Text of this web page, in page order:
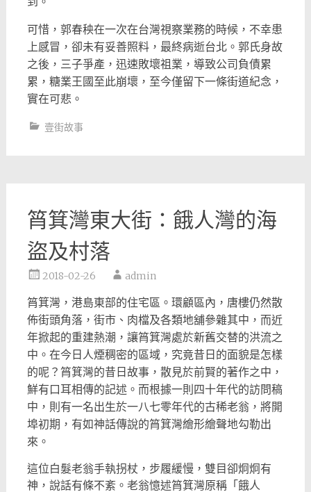
可惜，郭春秧在一次在台灣視察業務的時候，不幸患
上感冒， 卻未有妥善照料，最終病逝台北。郭氏身故
之後，三子爭產， 迅速敗壞祖業，導致公司負債累
累，糖業王國至此崩壞， 至今僅留下一條街道紀念，
實在可悲。
壹街故事
筲箕灣東大街：餓人灣的海
盜及村落
2018-02-26 admin
筲箕灣，港島東部的住宅區。環顧區內，唐樓仍然散
佈街頭角落， 街市、肉檔及各類地舖參雜其中，而近
年掀起的重建熱潮， 讓筲箕灣處於新舊交替的洪流之
中。在今日人煙稠密的區域， 究竟昔日的面貌是怎樣
的呢？筲箕灣的昔日故事， 散見於前賢的著作之中，
鮮有口耳相傳的記述。 而根據一則四十年代的訪問稿
中， 則有一名出生於一八七零年代的古稀老翁，將開
埠初期， 有如神話傳說的筲箕灣繪形繪聲地勾勒出
來。
這位白髮老翁手執拐杖，步履緩慢，雙目卻炯炯有
神， 說話有條不紊。老翁憶述筲箕灣原稱「餓人